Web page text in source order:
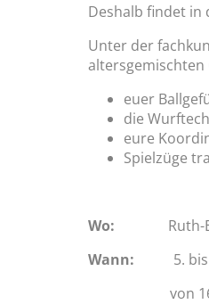
Deshalb findet in
Unter der
altersgemischten
euer
die
eure
Spielzüge
Wo: Ruth-
Wann: 5. bis
von 16:30